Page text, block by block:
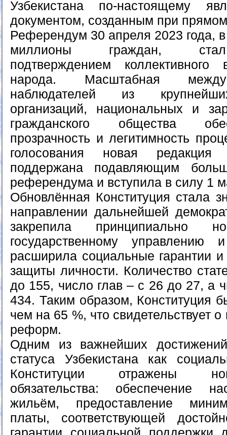
Узбекистана по-настоящему
документом, созданным при
Референдум 30 апреля 2023 года,
миллионы граждан, стал
подтверждением
народа. Масштабная
наблюдателей из
организаций, национальных и
гражданского общества
прозрачность и легитимность
голосования новая редакция
поддержана подавляющим
референдума и вступила в силу 1
Обновлённая Конституция стала
направлении дальнейшей
закрепила принципиально
государственному управлению
расширила социальные гарантии
защиты личности. Количество
до 155, число глав – с 26 до 27, а
434. Таким образом, Конституция
чем на 65 %, что свидетельствует
реформ.
Одним из важнейших
статуса Узбекистана как
Конституции отражены
обязательства: обеспечение
жильём, предоставление
платы, соответствующей